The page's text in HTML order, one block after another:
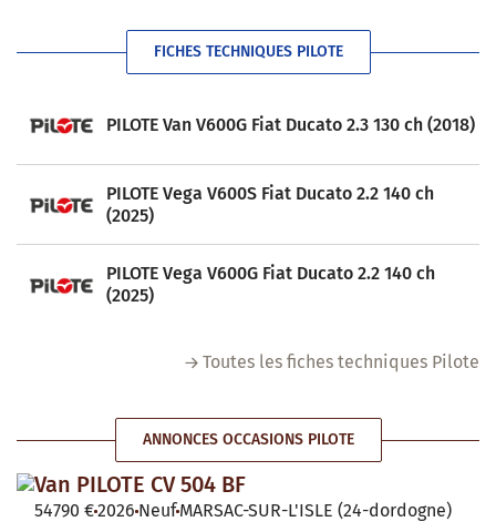
FICHES TECHNIQUES PILOTE
PILOTE Van V600G Fiat Ducato 2.3 130 ch (2018)
PILOTE Vega V600S Fiat Ducato 2.2 140 ch
(2025)
PILOTE Vega V600G Fiat Ducato 2.2 140 ch
(2025)
Toutes les fiches techniques Pilote
ANNONCES OCCASIONS PILOTE
Van PILOTE CV 504 BF
54790 €2026 Neuf MARSAC-SUR-L'ISLE (24-dordogne)